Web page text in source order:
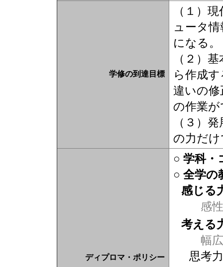
学修の到達目標
（１）
ュータ
になる。
（２）
ら作成
違いの
の作業
（３）
の力だ
ディプロマ・ポリシー
○ 学科・
○ 全学の
感じる
感性
考える
幅
思考力